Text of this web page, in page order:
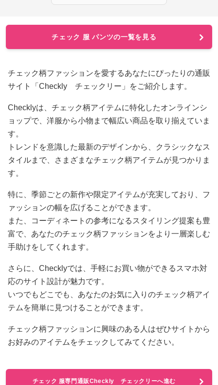
チェック 服 パンツの一覧を見る
チェック柄ファッションを愛するあなたにぴったりの通販
サイト「Checkly チェックリー」をご紹介します。
Checklyは、チェック柄アイテムに特化したオンラインシ
ョップで、洋服から小物まで幅広い商品を取り揃えていま
す。
トレンドを意識した最新のデザインから、クラシックなス
タイルまで、さまざまなチェック柄アイテムが見つかりま
す。
特に、季節ごとの新作や限定アイテムが充実しており、フ
ァッションの幅を広げることができます。
また、コーディネートの参考になるスタイリング提案も豊
富で、あなたのチェック柄ファッションをより一層楽しむ
手助けをしてくれます。
さらに、Checklyでは、手軽にお買い物ができるスマホ対
応のサイト設計が魅力です。
いつでもどこでも、あなたのお気に入りのチェック柄アイ
テムを簡単に見つけることができます。
チェック柄ファッションに興味のある人はぜひサイトから
お好みのアイテムをチェックしてみてください。
チェック 服専門通販Checkly チェックリーへ進む